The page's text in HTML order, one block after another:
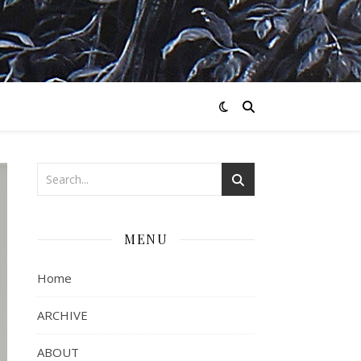
MENU
Home
ARCHIVE
ABOUT